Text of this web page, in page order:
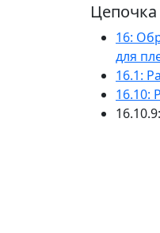
16:
для
16.1:
16.10: